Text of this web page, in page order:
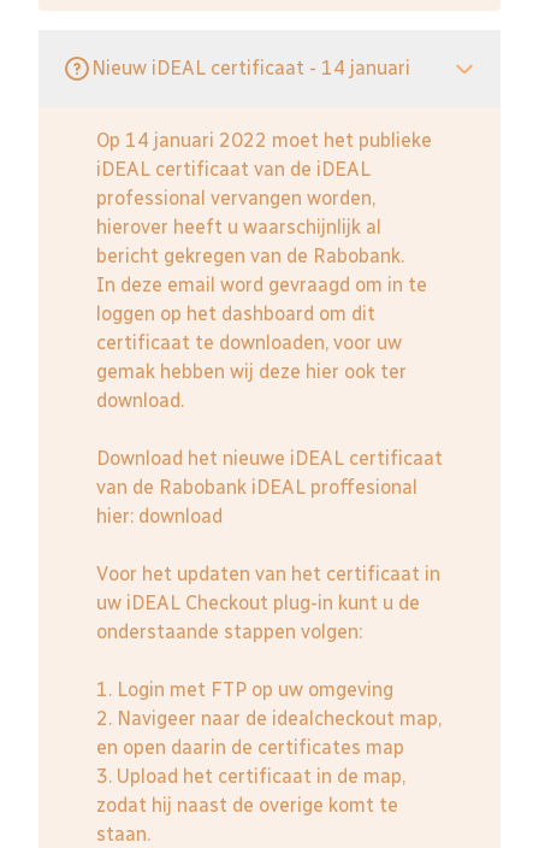
Nieuw iDEAL certificaat - 14 januari
Op 14 januari 2022 moet het publieke
iDEAL certificaat van de iDEAL
professional vervangen worden,
hierover heeft u waarschijnlijk al
bericht gekregen van de Rabobank.
In deze email word gevraagd om in te
loggen op het dashboard om dit
certificaat te downloaden, voor uw
gemak hebben wij deze hier ook ter
download.
Download het nieuwe iDEAL certificaat
van de Rabobank iDEAL proffesional
hier: download
Voor het updaten van het certificaat in
uw iDEAL Checkout plug-in kunt u de
onderstaande stappen volgen:
1. Login met FTP op uw omgeving
2. Navigeer naar de idealcheckout map,
en open daarin de certificates map
3. Upload het certificaat in de map,
zodat hij naast de overige komt te
staan.